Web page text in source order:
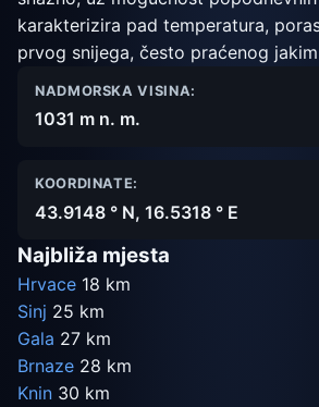
karakterizira pad temperatura,
prvog snijega, često praćenog
NADMORSKA VISINA:
1031 m n. m.
KOORDINATE:
43.9148 ° N, 16.5318 ° E
Najbliža mjesta
Hrvace 18 km
Sinj 25 km
Gala 27 km
Brnaze 28 km
Knin 30 km